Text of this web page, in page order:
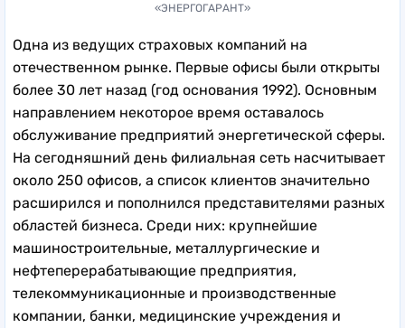
«ЭНЕРГОГАРАНТ»
Одна из ведущих страховых компаний на
отечественном рынке. Первые офисы были открыты
более 30 лет назад (год основания 1992). Основным
направлением некоторое время оставалось
обслуживание предприятий энергетической сферы.
На сегодняшний день филиальная сеть насчитывает
около 250 офисов, а список клиентов значительно
расширился и пополнился представителями разных
областей бизнеса. Среди них: крупнейшие
машиностроительные, металлургические и
нефтеперерабатывающие предприятия,
телекоммуникационные и производственные
компании, банки, медицинские учреждения и